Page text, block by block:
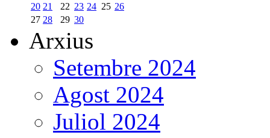
20 21 22 23 24 25 26
27 28 29 30
Arxius
Setembre 2024
Agost 2024
Juliol 2024